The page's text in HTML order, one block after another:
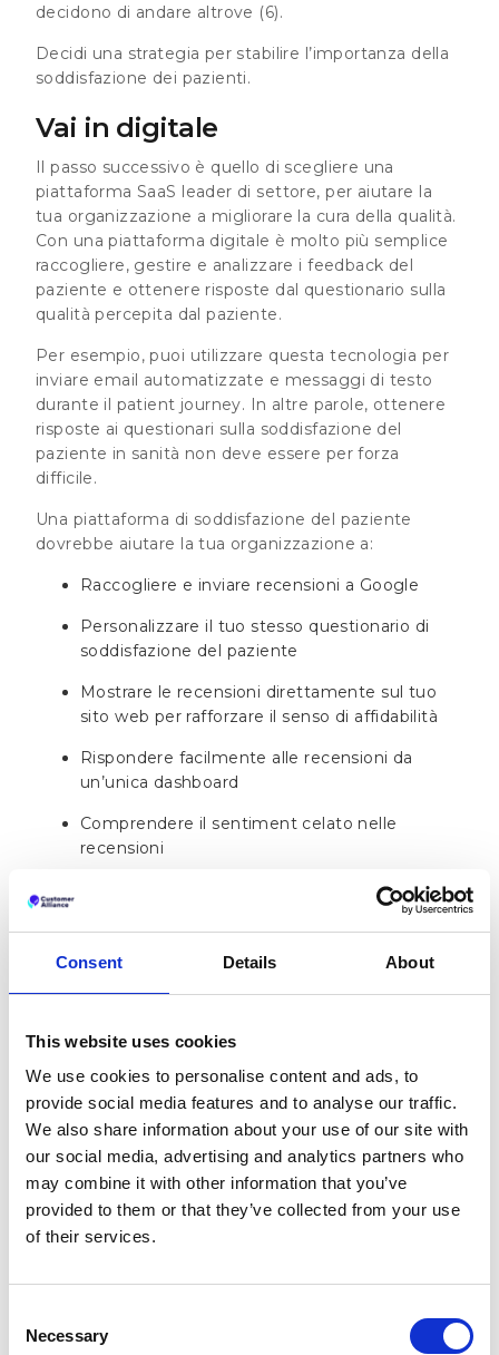
Consent Details About
This website uses cookies
We use cookies to personalise content and ads, to
provide social media features and to analyse our traffic.
We also share information about your use of our site with
our social media, advertising and analytics partners who
may combine it with other information that you’ve
provided to them or that they’ve collected from your use
of their services.
Selection
Necessary
decidono di andare altrove (6).
Decidi una strategia per stabilire l’importanza della
soddisfazione dei pazienti.
Vai in digitale
Il passo successivo è quello di scegliere una
piattaforma SaaS leader di settore, per aiutare la
tua organizzazione a migliorare la cura della qualità.
Con una piattaforma digitale è molto più semplice
raccogliere, gestire e analizzare i feedback del
paziente e ottenere risposte dal questionario sulla
qualità percepita dal paziente.
Per esempio, puoi utilizzare questa tecnologia per
inviare email automatizzate e messaggi di testo
durante il patient journey. In altre parole, ottenere
risposte ai questionari sulla soddisfazione del
paziente in sanità non deve essere per forza
difficile.
Una piattaforma di soddisfazione del paziente
dovrebbe aiutare la tua organizzazione a:
Raccogliere e inviare recensioni a Google
Personalizzare il tuo stesso questionario di
soddisfazione del paziente
Mostrare le recensioni direttamente sul tuo
sito web per rafforzare il senso di affidabilità
Rispondere facilmente alle recensioni da
un’unica dashboard
Comprendere il sentiment celato nelle
recensioni
Offrire una comunicazione avanzata durante il
patient journey
piattaforma di patient satisfaction scalabile, che può
ospedali.)
Fai evolvere la tua attività
sfruttando i feedback
Imposta gli obiettivi, monitora i progressi, evolvi.
Ripeti.
aspettano dei miglioramenti organizzativi(2).
In breve, non deluderli.